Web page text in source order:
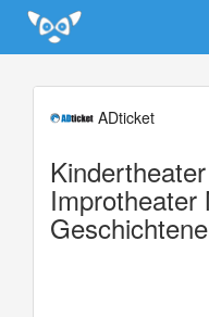
Update cookies preferences
ADticket
Improtheater